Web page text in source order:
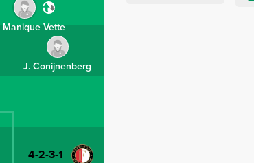
J. Conijnenberg
Manique Vette
4-2-3-1